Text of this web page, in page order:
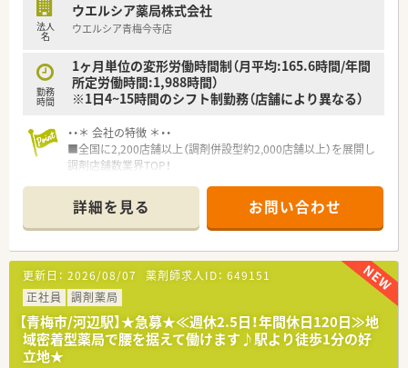
■音声入力薬歴や遠隔入力サポートにより事務作業の負担を軽
減しています。
【想定されるモデル年収】
■24歳の新卒や未経験者の方でも年収487万円からのスタート
が可能です。
としてご提示します。
■薬局長候補としてお迎えする場合は年収600万円以上を目指
すことも可能です。
■転居を伴う転勤を避け自宅から60分圏内の店舗で安定して働
きたい方です。
い方に適します。
■最長で小学校卒業まで利用できる育児時短勤務など制度重視
の方にぴったりです。
法人
名
ウエルシア薬局株式会社
ウエルシア青梅今寺店
勤務
時間
1ヶ月単位の変形労働時間制（月平均:165.6時間/年間
所定労働時間:1,988時間）
※1日4~15時間のシフト制勤務（店舗により異なる）
・・＊ 会社の特徴 ＊・・
■全国に2,200店舗以上（調剤併設型約2,000店舗以上）を展開し
調剤店舗数業界TOP！
頑張り次第で高給与も可能！
■経験や勤務コースによりますが、経験の少ない方でも500万前
半スタートと業界TOP水準！
■職種や職域に合わせ、豊富な社内研修や外部組織と連携した研
修を用意されています
■薬剤師が中心の会社だからこそ活躍できるキャリアパスが多
種多様に用意されています。
■店舗拡大に伴い、エリアマネジャーや営業部長等のマネジメン
トのポジションも増えます。
■在宅や教育等の専門性を活かせるスペシャリストを目指すこ
詳細を見る お問い合わせ
更新日： 2026/08/07 薬剤師求人ID： 649151
正社員
調剤薬局
【青梅市/河辺駅】★急募★≪週休2.5日！年間休日120日≫地
域密着型薬局で腰を据えて働けます♪駅より徒歩1分の好
立地★